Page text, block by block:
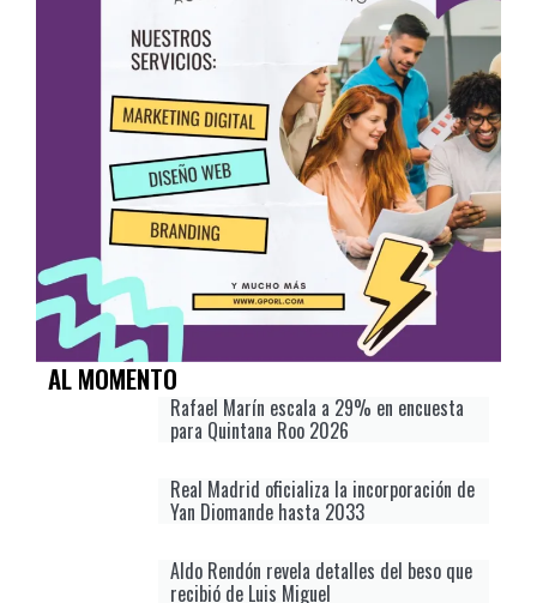
AL MOMENTO
Rafael Marín escala a 29% en encuesta
para Quintana Roo 2026
Real Madrid oficializa la incorporación de
Yan Diomande hasta 2033
Aldo Rendón revela detalles del beso que
recibió de Luis Miguel